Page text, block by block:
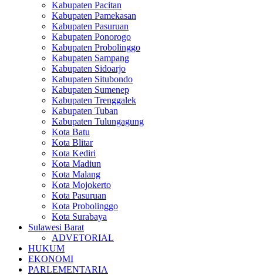
Kabupaten Pacitan
Kabupaten Pamekasan
Kabupaten Pasuruan
Kabupaten Ponorogo
Kabupaten Probolinggo
Kabupaten Sampang
Kabupaten Sidoarjo
Kabupaten Situbondo
Kabupaten Sumenep
Kabupaten Trenggalek
Kabupaten Tuban
Kabupaten Tulungagung
Kota Batu
Kota Blitar
Kota Kediri
Kota Madiun
Kota Malang
Kota Mojokerto
Kota Pasuruan
Kota Probolinggo
Kota Surabaya
Sulawesi Barat
ADVETORIAL
HUKUM
EKONOMI
PARLEMENTARIA